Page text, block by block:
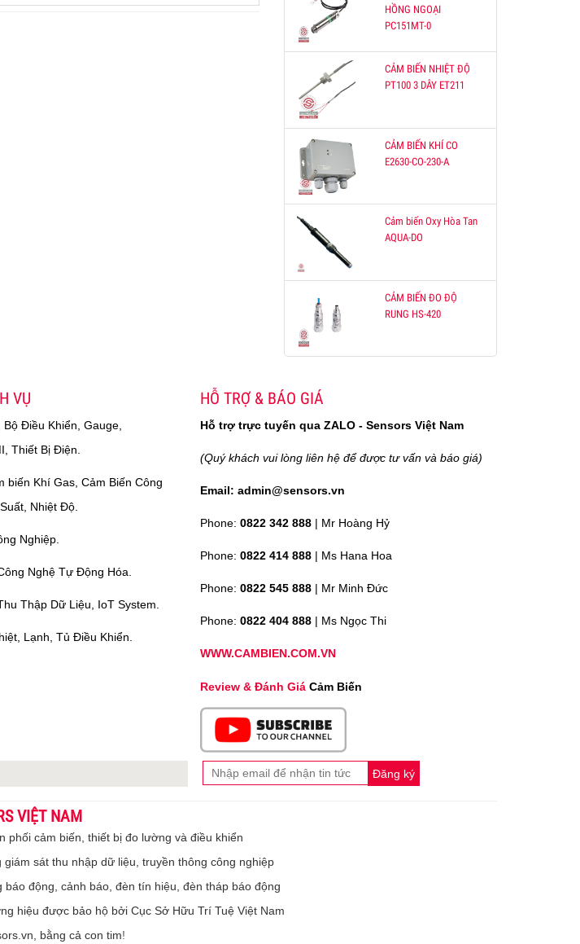
HỒNG NGOẠI
PC151MT-0
CẢM BIẾN NHIỆT ĐỘ
PT100 3 DÂY ET211
CẢM BIẾN KHÍ CO
E2630-CO-230-A
Cảm biến Oxy Hòa Tan
AQUA-DO
CẢM BIẾN ĐO ĐỘ
RUNG HS-420
VỤ
Điều Khiển, Gauge,
Thiết Bị Điện.
biến Khí Gas, Cảm Biến Công
Nhiệt Độ.
Nghiệp.
Nghệ Tự Động Hóa.
Thập Dữ Liệu, IoT System.
Lạnh, Tủ Điều Khiển.
HỖ TRỢ & BÁO GIÁ
Hỗ trợ trực tuyến qua ZALO - Sensors Việt Nam
(Quý khách vui lòng liên hệ để được tư vấn và báo giá)
Email: admin@sensors.vn
Phone: 0822 342 888 | Mr Hoàng Hỷ
Phone: 0822 414 888 | Ms Hana Hoa
Phone: 0822 545 888 | Mr Minh Đức
Phone: 0822 404 888 | Ms Ngọc Thi
WWW.CAMBIEN.COM.VN
Review & Đánh Giá Cảm Biến
Đăng ký
VIỆT NAM
phối cảm biến, thiết bị đo lường và điều khiển
sát thu nhập dữ liệu, truyền thông công nghiệp
báo động, cảnh báo, đèn tín hiệu, đèn tháp báo động
hiệu được bảo hộ bởi Cục Sở Hữu Trí Tuệ Việt Nam
bằng cả con tim!